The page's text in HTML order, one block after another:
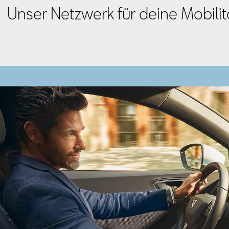
Unser Netzwerk für deine